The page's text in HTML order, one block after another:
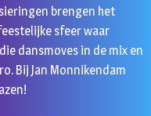
brengen het
sfeer waar
dansmoves in de mix en
Bij Jan Monnikendam